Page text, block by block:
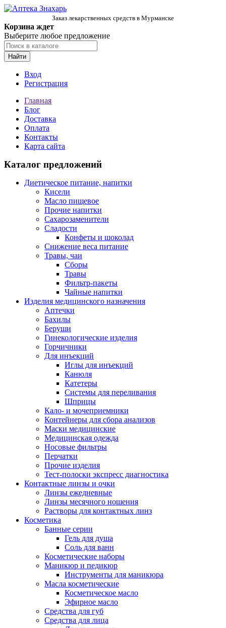
Заказ лекарственных средств в Мурманске
Корзина ждет
Выберите любое предложение
Найти
Вход
Регистрация
Главная
Блог
Доставка
Оплата
Контакты
Карта сайта
Каталог предложений
Диетическое питание, напитки
Кисели
Масло пищевое
Прочие напитки
Сахарозаменители
Сладости
Конфеты и шоколад
Снижение веса питание
Травы, чаи
Сборы
Травы
Фильтр-пакеты
Чайные напитки
Изделия медицинского назначения
Аптечки
Бахилы
Беруши
Гинекологические изделия
Горчичники
Для инъекций
Иглы для инъекций
Канюля
Катетеры
Системы для переливания
Шприцы
Кало- и мочеприемники
Контейнеры для сбора анализов
Маски медицинские
Медицинская одежда
Носовые фильтры
Перчатки
Прочие изделия
Тест-полоски экспресс диагностика
Контактные линзы и очки
Линзы ежедневные
Линзы месячного ношения
Растворы для контактных линз
Косметика
Банные серии
Гель для душа
Соль для ванн
Косметические наборы
Маникюр и педикюр
Инструменты для маникюра
Масла косметические
Косметическое масло
Эфирное масло
Средства для губ
Средства для лица